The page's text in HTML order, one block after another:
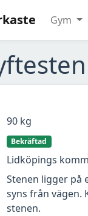
Gym
90 kg
Bekräftad
Lidköpings
Stenen ligger på
syns från vägen.
stenen.